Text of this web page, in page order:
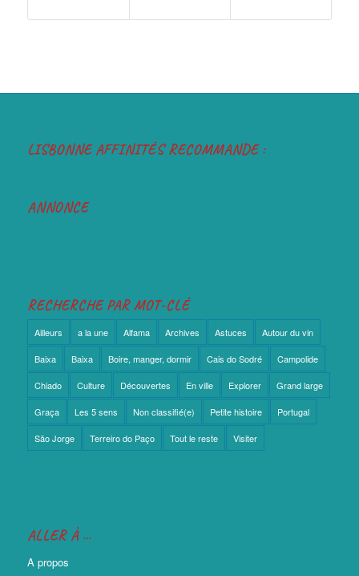
LISBONNE AFFINITÉS RECOMMANDE :
ANNONCE
RECHERCHE PAR MOT-CLÉ
Ailleurs a la une Alfama Archives Astuces Autour du vin
Baixa Baixa Boire, manger, dormir Cais do Sodré Campolide
Chiado Culture Découvertes En ville Explorer Grand large
Graça Les 5 sens Non classifié(e) Petite histoire Portugal
São Jorge Terreiro do Paço Tout le reste Visiter
ALLER À …
A propos